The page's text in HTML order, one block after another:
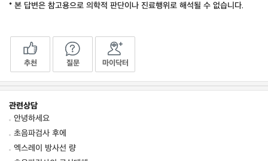
* 본 답변은 참고용으로 의학적 판단이나 진료행위로 해석될 수 없습니다.
추천 질문 마이닥터
관련상담
안녕하세요
초음파검사 후에
엑스레이 방사선 량